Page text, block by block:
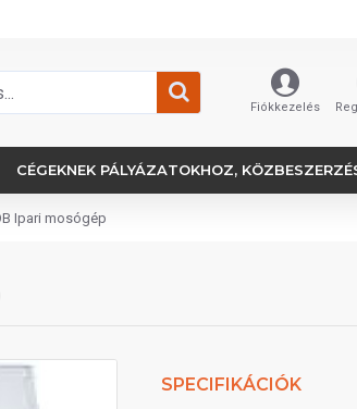
Fiókkezelés
CÉGEKNEK PÁLYÁZATOKHOZ,
Ipari mosógép
SPECIFIKÁCIÓK